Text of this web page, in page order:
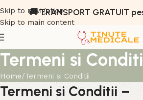
Skip to navigation
Skip to main content
🚚 TRANSPORT GRATUIT
Termeni si
Home Termeni si Conditii
Termeni si Conditii –